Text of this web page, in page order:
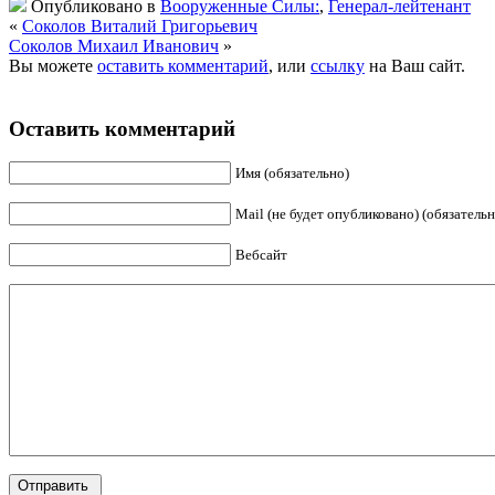
Опубликовано в Вооруженные Силы:, Генерал-лейтенант
« Соколов Виталий Григорьевич
Соколов Михаил Иванович »
Вы можете оставить комментарий, или ссылку на Ваш сайт.
Оставить комментарий
Имя (обязательно)
Mail (не будет опубликовано)
Вебсайт